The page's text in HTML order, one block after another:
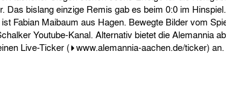
Das bislang einzige Remis gab es beim 0:0 im
Fabian Maibaum aus Hagen. Bewegte Bilder vom
Youtube-Kanal. Alternativ bietet die Alemannia
Live-Ticker ( www.alemannia-aachen.de/ticker) an.